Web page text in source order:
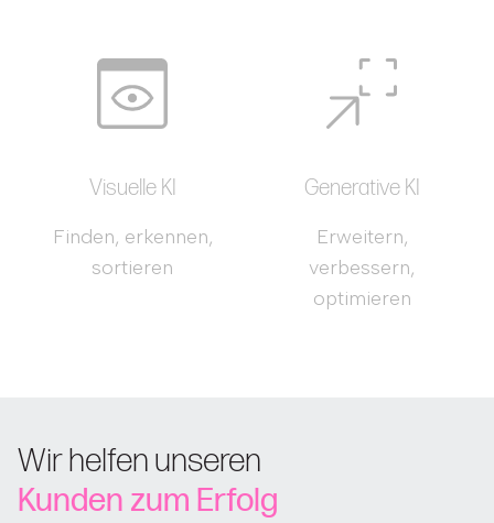
Visuelle KI
Finden, erkennen,
sortieren
Generative KI
Erweitern,
verbessern,
optimieren
Wir helfen unseren
Kunden zum Erfolg